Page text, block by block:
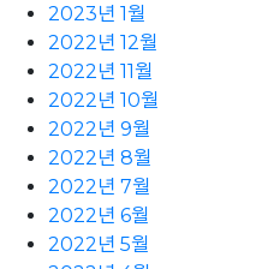
2023년 1월
2022년 12월
2022년 11월
2022년 10월
2022년 9월
2022년 8월
2022년 7월
2022년 6월
2022년 5월